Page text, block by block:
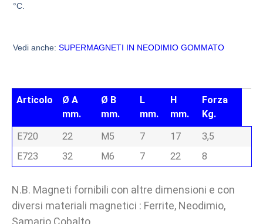
°C.
Vedi anche:SUPERMAGNETI IN NEODIMIO GOMMATO
Articolo
Ø A
mm.
Ø B
mm.
L
mm.
H
mm.
Forza
Kg.
E720
22 M5 7 17
3,5
E723
32 M6 7 22 8
N.B. Magneti fornibili con altre dimensioni e con
diversi materiali magnetici : Ferrite, Neodimio,
Samario Cobalto.